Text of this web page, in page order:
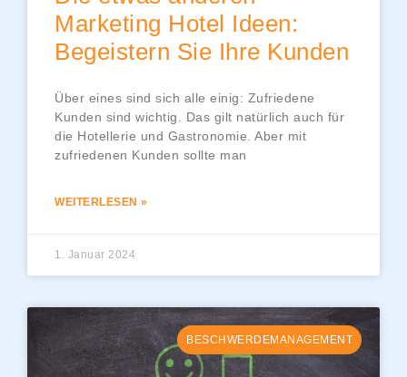
Marketing Hotel Ideen:
Begeistern Sie Ihre Kunden
Über eines sind sich alle einig: Zufriedene
Kunden sind wichtig. Das gilt natürlich auch für
die Hotellerie und Gastronomie. Aber mit
zufriedenen Kunden sollte man
WEITERLESEN »
1. Januar 2024
BESCHWERDEMANAGEMENT